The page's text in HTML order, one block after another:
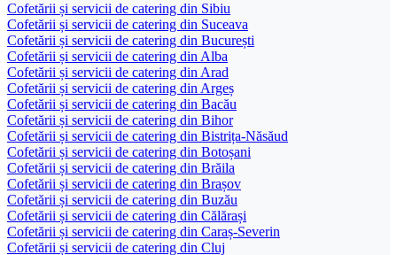
Cofetării și servicii de catering din Sibiu
Cofetării și servicii de catering din Suceava
Cofetării și servicii de catering din București
Cofetării și servicii de catering din Alba
Cofetării și servicii de catering din Arad
Cofetării și servicii de catering din Argeș
Cofetării și servicii de catering din Bacău
Cofetării și servicii de catering din Bihor
Cofetării și servicii de catering din Bistrița-Năsăud
Cofetării și servicii de catering din Botoșani
Cofetării și servicii de catering din Brăila
Cofetării și servicii de catering din Brașov
Cofetării și servicii de catering din Buzău
Cofetării și servicii de catering din Călărași
Cofetării și servicii de catering din Caraș-Severin
Cofetării și servicii de catering din Cluj